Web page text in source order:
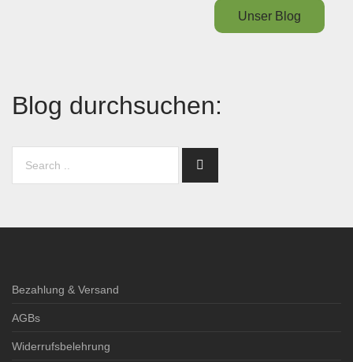
Unser Blog
Blog durchsuchen:
Bezahlung & Versand
AGBs
Widerrufsbelehrung